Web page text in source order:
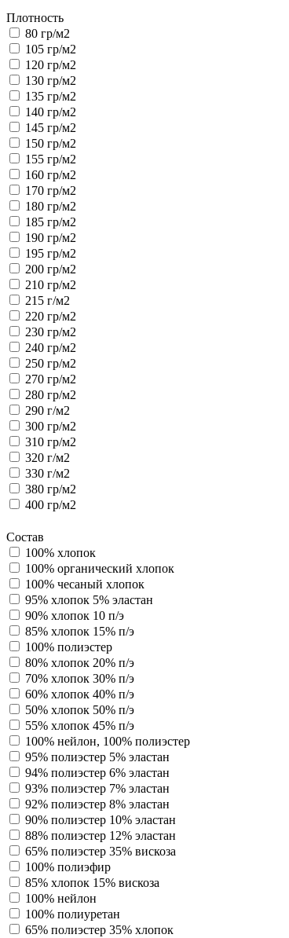
Плотность
80 гр/м2
105 гр/м2
120 гр/м2
130 гр/м2
135 гр/м2
140 гр/м2
145 гр/м2
150 гр/м2
155 гр/м2
160 гр/м2
170 гр/м2
180 гр/м2
185 гр/м2
190 гр/м2
195 гр/м2
200 гр/м2
210 гр/м2
215 г/м2
220 гр/м2
230 гр/м2
240 гр/м2
250 гр/м2
270 гр/м2
280 гр/м2
290 г/м2
300 гр/м2
310 гр/м2
320 г/м2
330 г/м2
380 гр/м2
400 гр/м2
Состав
100% хлопок
100% органический хлопок
100% чесаный хлопок
95% хлопок 5% эластан
90% хлопок 10 п/э
85% хлопок 15% п/э
100% полиэстер
80% хлопок 20% п/э
70% хлопок 30% п/э
60% хлопок 40% п/э
50% хлопок 50% п/э
55% хлопок 45% п/э
100% нейлон, 100% полиэстер
95% полиэстер 5% эластан
94% полиэстер 6% эластан
93% полиэстер 7% эластан
92% полиэстер 8% эластан
90% полиэстер 10% эластан
88% полиэстер 12% эластан
65% полиэстер 35% вискоза
100% полиэфир
85% хлопок 15% вискоза
100% нейлон
100% полиуретан
65% полиэстер 35% хлопок